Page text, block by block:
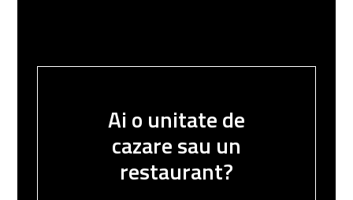
Ai o unitate de
cazare sau un
restaurant?